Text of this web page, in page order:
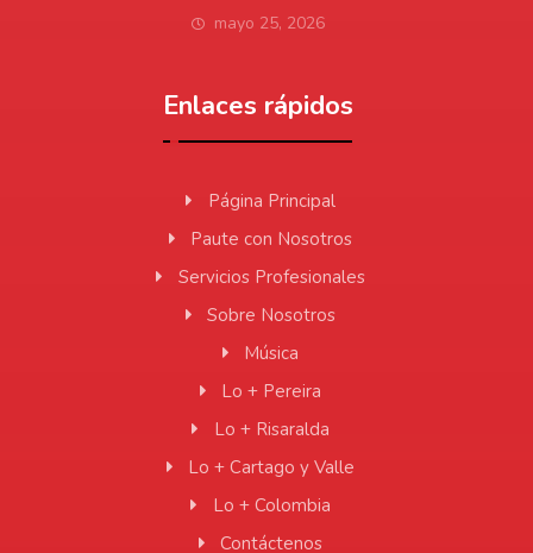
mayo 25, 2026
Enlaces rápidos
Página Principal
Paute con Nosotros
Servicios Profesionales
Sobre Nosotros
Música
Lo + Pereira
Lo + Risaralda
Lo + Cartago y Valle
Lo + Colombia
Contáctenos